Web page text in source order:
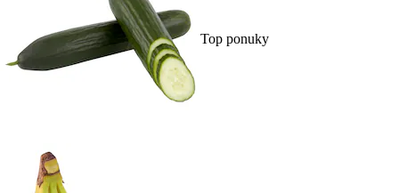
Top ponuky